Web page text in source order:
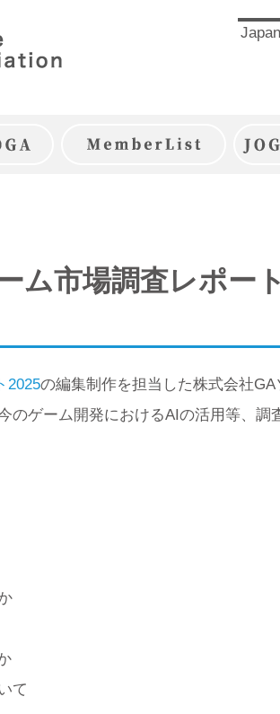
JOGA会員一覧
ム市場調査レポー
2025の編集制作を担当した株式会社
のゲーム開発におけるAIの活用等、調
て